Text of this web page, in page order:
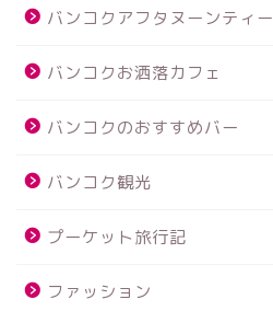
バンコクアフタヌーンティー
バンコクお洒落カフェ
バンコクのおすすめバー
バンコク観光
プーケット旅行記
ファッション